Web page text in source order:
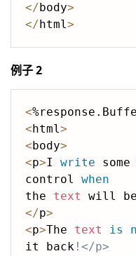
</body>
</html>
例子 2
<
<html>
<body>
<p>I write some
control when
the text will
</p>
<p>The text is
it back !</p>